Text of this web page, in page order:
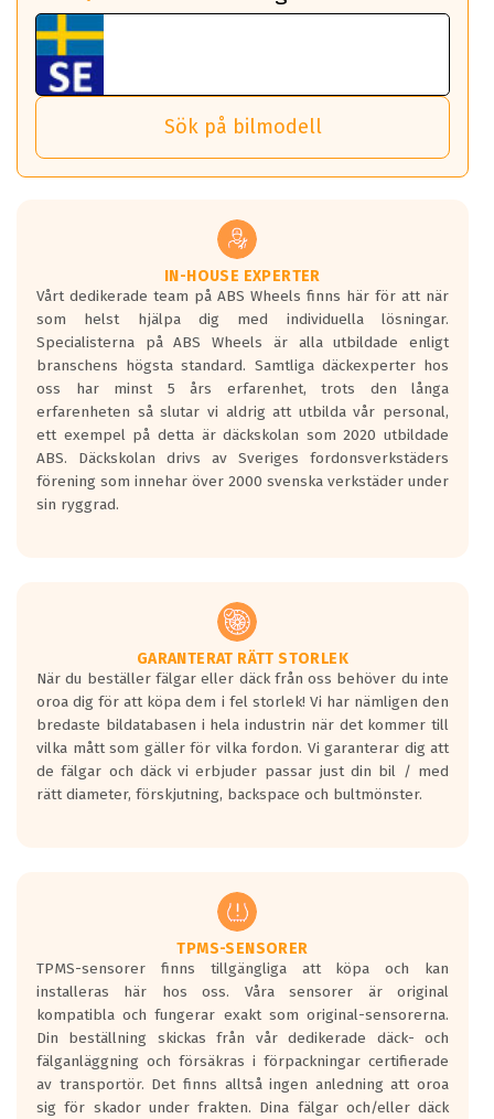
ABS 360 gör det möjligt för dig att ta med fälgarna till din
nästa bil.
Det sparar dig tid och pengar.
*PCD står för pitch circle diameter / Bultmönster.
Tillbehören är av högsta kvalitet och är kompatibla med
ABS Wheels fälgar.
Viktigt att Bult respektive mutter är av storlek (17mm hylsa
Genom att du anger ditt registreringsnummer kan vi matcha
och garantera att tillbehören passar till 100%
vid åtdragning av hjulbultarna.
fordon. Detta sker automatiskt och är inget du som förare
behöver tänka på.
Sensorn sitter inne i hjulet och skickar signaler om lufttryck
och temperatur till din instrumentpanel.
TPMS gör det enkelt att ha koll på att dina däck håller rätt
tryck. Skulle du tappa tryck i något däck varnar TPMS dig
om detta.
helt kort att du som förare alltid ska ha koll på lufttrycket i
Samtliga ABS Wheels fälgar är kompatibla med TPMS
sensorer.
Sök på bilmodell
IN-HOUSE EXPERTER
Vårt dedikerade team på ABS Wheels finns här för att när
som helst hjälpa dig med individuella lösningar.
Specialisterna på ABS Wheels är alla utbildade enligt
branschens högsta standard. Samtliga däckexperter hos
oss har minst 5 års erfarenhet, trots den långa
erfarenheten så slutar vi aldrig att utbilda vår personal,
ett exempel på detta är däckskolan som 2020 utbildade
ABS. Däckskolan drivs av Sveriges fordonsverkstäders
förening som innehar över 2000 svenska verkstäder under
sin ryggrad.
GARANTERAT RÄTT STORLEK
När du beställer fälgar eller däck från oss behöver du inte
oroa dig för att köpa dem i fel storlek! Vi har nämligen den
bredaste bildatabasen i hela industrin när det kommer till
vilka mått som gäller för vilka fordon. Vi garanterar dig att
de fälgar och däck vi erbjuder passar just din bil / med
rätt diameter, förskjutning, backspace och bultmönster.
TPMS-SENSORER
TPMS-sensorer finns tillgängliga att köpa och kan
installeras här hos oss. Våra sensorer är original
kompatibla och fungerar exakt som original-sensorerna.
Din beställning skickas från vår dedikerade däck- och
fälganläggning och försäkras i förpackningar certifierade
av transportör. Det finns alltså ingen anledning att oroa
sig för skador under frakten. Dina fälgar och/eller däck